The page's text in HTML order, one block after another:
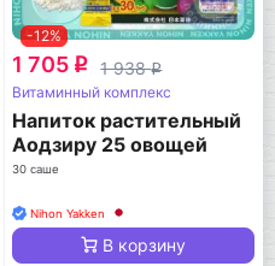
-12%
1 705 q 1 938q
Витаминный комплекс
Напиток растительный
Аодзиру 25 овощей
30 саше
Nihon Yakken
В корзину